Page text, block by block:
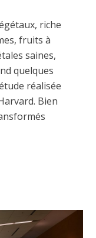
riche
fruits à
saines,
quelques
réalisée
Bien